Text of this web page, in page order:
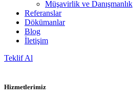
Müşavirlik ve Danışmanlık
Referanslar
Dökümanlar
Blog
İletişim
Teklif Al
Hizmetlerimiz